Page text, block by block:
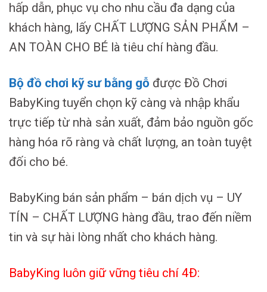
hấp dẫn, phục vụ cho nhu cầu đa dạng của
khách hàng, lấy CHẤT LƯỢNG SẢN PHẨM –
AN TOÀN CHO BÉ là tiêu chí hàng đầu.
Bộ đồ chơi kỹ sư bằng gỗ được Đồ Chơi
BabyKing tuyển chọn kỹ càng và nhập khẩu
trực tiếp từ nhà sản xuất, đảm bảo nguồn gốc
hàng hóa rõ ràng và chất lượng, an toàn tuyệt
đối cho bé.
BabyKing bán sản phẩm – bán dịch vụ – UY
TÍN – CHẤT LƯỢNG hàng đầu, trao đến niềm
tin và sự hài lòng nhất cho khách hàng.
BabyKing luôn giữ vững tiêu chí 4Đ: